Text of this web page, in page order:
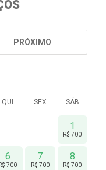
PRÓXIMO
QUI SEX SÁB
1
R$ 700
6
R$ 700
7
R$ 700
8
R$ 700